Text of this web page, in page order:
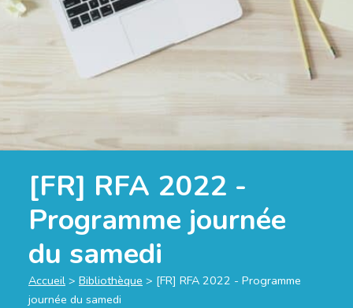
[FR] RFA 2022 -
Programme journée
du samedi
Accueil > Bibliothèque > [FR] RFA 2022 - Programme
journée du samedi